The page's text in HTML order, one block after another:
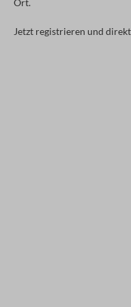
Ort.
Jetzt registrieren und